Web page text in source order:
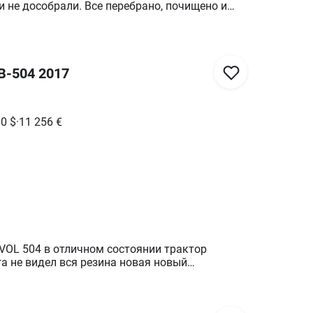
не дособрали. Все перебрано, почищено и
также есть.
504 2017
$·11 256 €
504 в отличном состоянии трактор
не видел вся резина новая новый